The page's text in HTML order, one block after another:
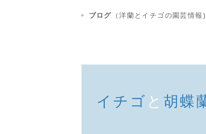
ブログ （洋蘭とイチゴの園芸情報)
イチゴ と 胡蝶